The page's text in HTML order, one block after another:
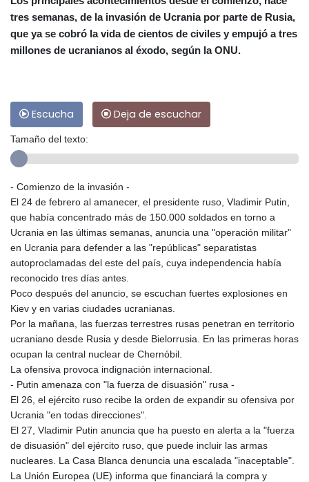
tres semanas, de la invasión de Ucrania por parte de Rusia,
que ya se cobró la vida de cientos de civiles y empujó a tres
millones de ucranianos al éxodo, según la ONU.
Escucha Deja de escuchar
Tamaño del texto:
- Comienzo de la invasión -
El 24 de febrero al amanecer, el presidente ruso, Vladimir Putin,
que había concentrado más de 150.000 soldados en torno a
Ucrania en las últimas semanas, anuncia una "operación militar"
en Ucrania para defender a las "repúblicas" separatistas
autoproclamadas del este del país, cuya independencia había
reconocido tres días antes.
Poco después del anuncio, se escuchan fuertes explosiones en
Kiev y en varias ciudades ucranianas.
Por la mañana, las fuerzas terrestres rusas penetran en territorio
ucraniano desde Rusia y desde Bielorrusia. En las primeras horas
ocupan la central nuclear de Chernóbil.
La ofensiva provoca indignación internacional.
- Putin amenaza con "la fuerza de disuasión" rusa -
El 26, el ejército ruso recibe la orden de expandir su ofensiva por
Ucrania "en todas direcciones".
El 27, Vladimir Putin anuncia que ha puesto en alerta a la "fuerza
de disuasión" del ejército ruso, que puede incluir las armas
nucleares. La Casa Blanca denuncia una escalada "inaceptable".
La Unión Europea (UE) informa que financiará la compra y